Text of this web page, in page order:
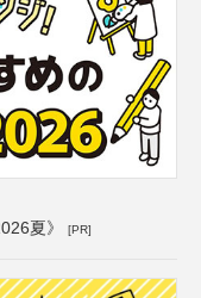
夏》 [PR]